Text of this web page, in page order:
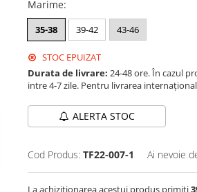
Marime:
35-38 39-42 43-46
STOC EPUIZAT
Durata de livrare: 24-48 ore. În cazul
intre 4-7 zile. Pentru livrarea
ALERTA STOC
Cod Produs: TF22-007-1 Ai nevoie
La achizitionarea acestui produs primiti